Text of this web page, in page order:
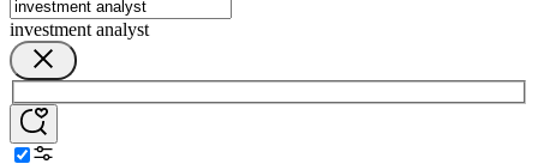
investment analyst